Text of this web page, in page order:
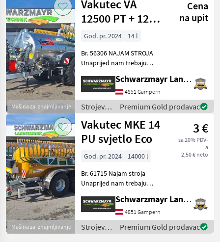
đubrenje,
gnojenje i
navodnjavanje
/ Vakutec
Mašina za iznajmljivanje
Vakutec VA
12500 PT + 12m
vučna pumpna
Cena
na upit
God. pr. 2024
14 l
Br. 56306 NAJAM STROJA
Unaprijed nam trebaju
koje razdoblje vam je
potreban stroj? - Koliko sati
ćete ga otprilike koristiti? -
Treba
Schwarzmayr Landtechnik GmbH - Gampern
4851 Gampern
Strojevi
za
đubrenje,
gnojenje i
navodnjavanje
/ Vakutec
Premium Gold prodavac
Mašina za iznajmljivanje
Vakutec MKE 14
PU svjetlo Eco
3 €
sa 20% PDV-
a
2,50 € neto
God. pr. 2024
14000 l
Br. 61715 Najam stroja
Unaprijed nam trebaju
koje razdoblje vam je
potreban stroj? - Koliko
ćete ga sati otprilike
koristiti? - Treba
Schwarzmayr Landtechnik GmbH - Gampern
4851 Gampern
Strojevi
za
Premium Gold prodavac